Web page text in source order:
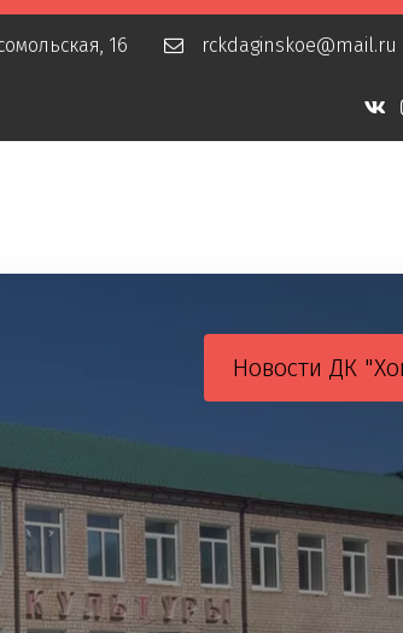
16 rckdaginskoe@mail.ru
Новости ДК